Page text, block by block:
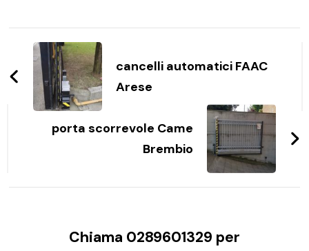
Navigazione
articoli
cancelli automatici FAAC
Arese
porta scorrevole Came
Brembio
Chiama 0289601329 per